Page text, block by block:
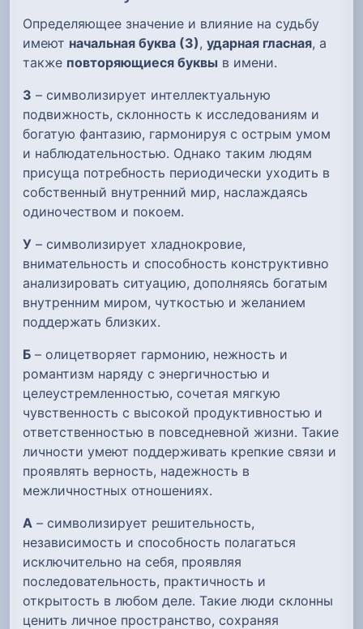
Определяющее значение и влияние на судьбу
имеют начальная буква (З), ударная гласная, а
также повторяющиеся буквы в имени.
З – символизирует интеллектуальную
подвижность, склонность к исследованиям и
богатую фантазию, гармонируя с острым умом
и наблюдательностью. Однако таким людям
присуща потребность периодически уходить в
собственный внутренний мир, наслаждаясь
одиночеством и покоем.
У – символизирует хладнокровие,
внимательность и способность конструктивно
анализировать ситуацию, дополняясь богатым
внутренним миром, чуткостью и желанием
поддержать близких.
Б – олицетворяет гармонию, нежность и
романтизм наряду с энергичностью и
целеустремленностью, сочетая мягкую
чувственность с высокой продуктивностью и
ответственностью в повседневной жизни. Такие
личности умеют поддерживать крепкие связи и
проявлять верность, надежность в
межличностных отношениях.
А – символизирует решительность,
независимость и способность полагаться
исключительно на себя, проявляя
последовательность, практичность и
открытость в любом деле. Такие люди склонны
ценить личное пространство, сохраняя